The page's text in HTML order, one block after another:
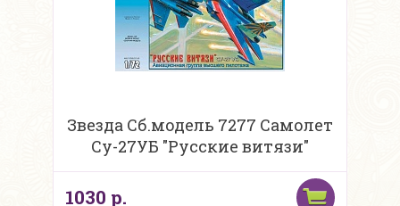
Звезда Сб.модель 7277 Самолет
Су-27УБ "Русские витязи"
1030 р.